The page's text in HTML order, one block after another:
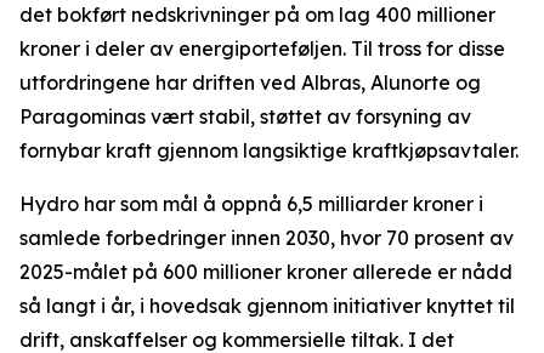
det bokført nedskrivninger på om lag 400 millioner
kroner i deler av energiporteføljen. Til tross for disse
utfordringene har driften ved Albras, Alunorte og
Paragominas vært stabil, støttet av forsyning av
fornybar kraft gjennom langsiktige kraftkjøpsavtaler.
Hydro har som mål å oppnå 6,5 milliarder kroner i
samlede forbedringer innen 2030, hvor 70 prosent av
2025-målet på 600 millioner kroner allerede er nådd
så langt i år, i hovedsak gjennom initiativer knyttet til
drift, anskaffelser og kommersielle tiltak. I det